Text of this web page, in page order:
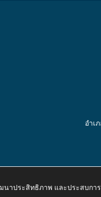
อำเ
www.kaongiw.go.th
นาประสิทธิภาพ และประสบก